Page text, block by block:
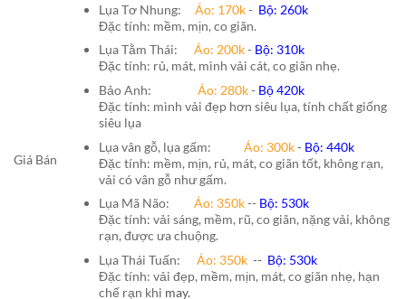
Giá Bán
Lụa Tơ Nhung: Áo: 170k- Bộ: 260k
Đặc tính: mềm, mịn, co giãn.
Lụa Tằm Thái: Áo: 200k- Bộ: 310k
Đặc tính: rủ, mát, mình vải cát, co giãn nhẹ.
Bảo Anh: Áo: 280k- Bộ 420k
Đặc tính: mình vải đẹp hơn siêu lụa, tính chất giống
siêu lụa
Lụa vân gỗ, lụa gấm: Áo: 300k- Bộ: 440k
Đặc tính: mềm, mịn, rủ, mát, co giãn tốt, không rạn,
vải có vân gỗ như gấm.
Lụa Mã Não: Áo: 350k-- Bộ: 530k
Đặc tính: vải sáng, mềm, rũ, co giãn, nặng vải, không
rạn, được ưa chuộng.
Lụa Thái Tuấn: Áo: 350k-- Bộ: 530k
Đặc tính: vải đẹp, mềm, mịn, mát, co giãn nhẹ, hạn
chế rạn khi may.